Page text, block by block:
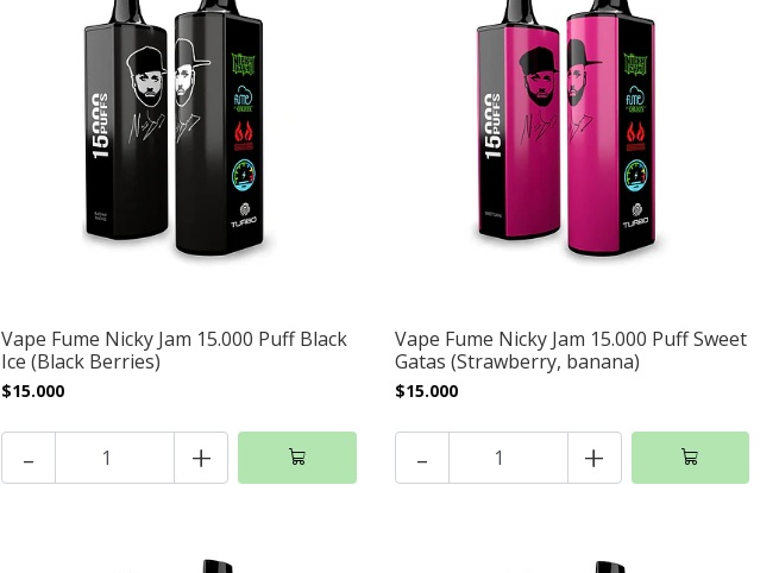
Vape Fume Nicky Jam 15.000 Puff Black
Ice (Black Berries)
$15.000
- +
Vape Fume Nicky Jam 15.000 Puff Sweet
Gatas (Strawberry, banana)
$15.000
- +